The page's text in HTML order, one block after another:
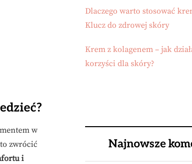
w
zwrócić
i
Dlaczego warto stosować
Klucz do zdrowej skóry
Krem z kolagenem – jak
korzyści dla skóry?
Najnowsze